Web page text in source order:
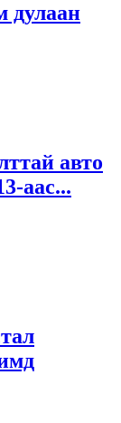
дулаан
авто
аас...